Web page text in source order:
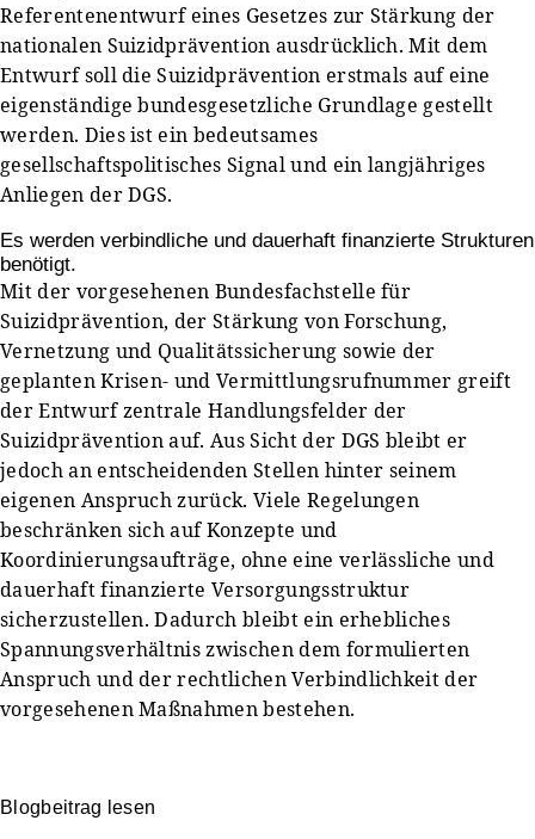
Referentenentwurf eines Gesetzes zur Stärkung der
nationalen Suizidprävention ausdrücklich. Mit dem
Entwurf soll die Suizidprävention erstmals auf eine
eigenständige bundesgesetzliche Grundlage gestellt
werden. Dies ist ein bedeutsames
gesellschaftspolitisches Signal und ein langjähriges
Anliegen der DGS.
Es werden verbindliche und dauerhaft finanzierte Strukturen
benötigt.
Mit der vorgesehenen Bundesfachstelle für
Suizidprävention, der Stärkung von Forschung,
Vernetzung und Qualitätssicherung sowie der
geplanten Krisen- und Vermittlungsrufnummer greift
der Entwurf zentrale Handlungsfelder der
Suizidprävention auf. Aus Sicht der DGS bleibt er
jedoch an entscheidenden Stellen hinter seinem
eigenen Anspruch zurück. Viele Regelungen
beschränken sich auf Konzepte und
Koordinierungsaufträge, ohne eine verlässliche und
dauerhaft finanzierte Versorgungsstruktur
sicherzustellen. Dadurch bleibt ein erhebliches
Spannungsverhältnis zwischen dem formulierten
Anspruch und der rechtlichen Verbindlichkeit der
vorgesehenen Maßnahmen bestehen.
Blogbeitrag lesen